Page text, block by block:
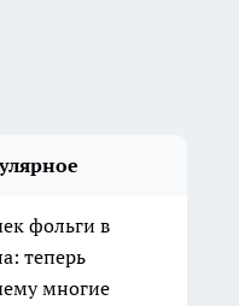
фольги в
теперь
многие